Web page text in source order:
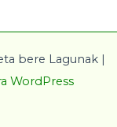
bere Lagunak |
WordPress